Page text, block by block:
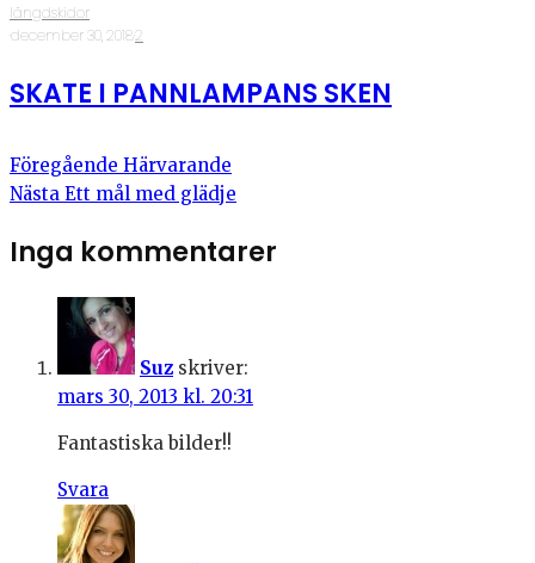
längdskidor
·december 30, 2018·2
SKATE I PANNLAMPANS SKEN
Föregående Härvarande
Nästa Ett mål med glädje
Inga kommentarer
Suz skriver:
mars 30, 2013 kl. 20:31
Fantastiska bilder!!
Svara